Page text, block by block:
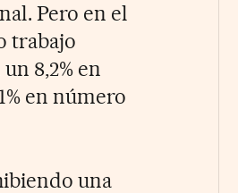
Pero en el
trabajo
8,2% en
en número
una